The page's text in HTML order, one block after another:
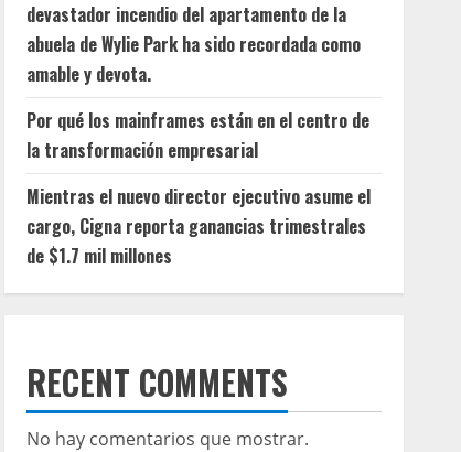
devastador incendio del apartamento de la
abuela de Wylie Park ha sido recordada como
amable y devota.
Por qué los mainframes están en el centro de
la transformación empresarial
Mientras el nuevo director ejecutivo asume el
cargo, Cigna reporta ganancias trimestrales
de $1.7 mil millones
RECENT COMMENTS
No hay comentarios que mostrar.